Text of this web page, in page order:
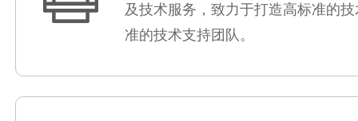
及技术服务，致力于打造高标准的
准的技术支持团队。